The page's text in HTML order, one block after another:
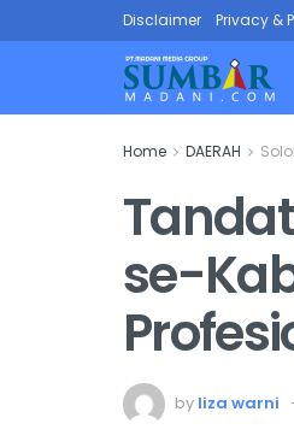
Disclaimer Privacy &
Home DAERAH
se-
by liza warni